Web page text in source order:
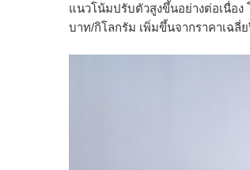
แนวโน้มปรับตัวสูงขึ้นอย่างต่อเนื่อง
บาท/กิโลกรัม เพิ่มขึ้นจากราคาเฉลี่